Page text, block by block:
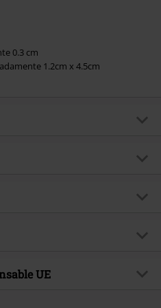
0.3 cm
1.2cm x 4.5cm
Mujer
acero inoxidable
UE